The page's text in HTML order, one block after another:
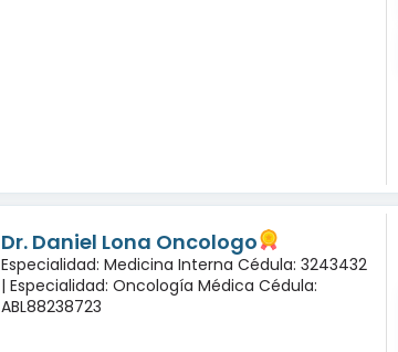
Dr. Daniel Lona Oncologo
Especialidad: Medicina Interna Cédula: 3243432
| Especialidad: Oncología Médica Cédula:
ABL88238723